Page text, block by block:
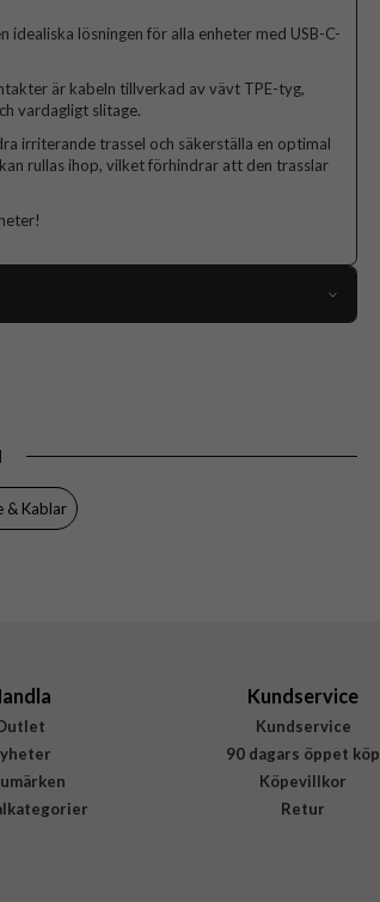
idealiska lösningen för alla enheter med USB-C-
är kabeln tillverkad av vävt TPE-tyg,
vardagligt slitage.
irriterande trassel och säkerställa en optimal
rullas ihop, vilket förhindrar att den trasslar
Puro
& Kablar
Kundservice
Kundservice
90 dagars öppet köp
Köpevillkor
Retur